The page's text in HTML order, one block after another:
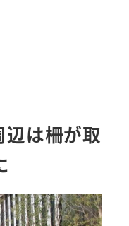
辺は柵が取